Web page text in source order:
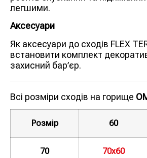
легшими.
Аксесуари
Як аксесуари до сходів FLEX
встановити комплект
захисний бар’єр.
Всі розміри сходів на горище
Розмір 60
70 70х60